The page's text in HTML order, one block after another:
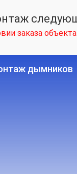
заказа
дымников